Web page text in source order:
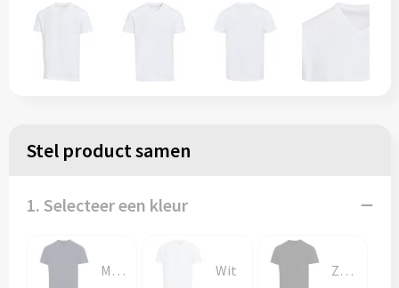
Stel product samen
1. Selecteer een kleur
Marineblauw Wit Zwart